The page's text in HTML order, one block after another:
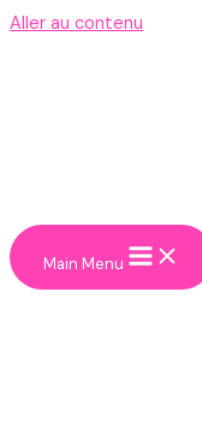
Aller au contenu
Main Menu